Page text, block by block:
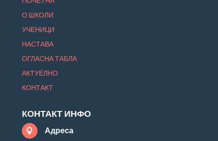
О ШКОЛИ
УЧЕНИЦИ
НАСТАВА
ОГЛАСНА ТАБЛА
АКТУЕЛНО
КОНТАКТ
КОНТАКТ ИНФО
 Адреса